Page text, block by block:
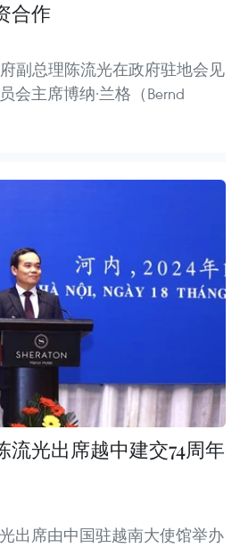
合作
副总理陈流光在政府驻地会见
会主席博纳·兰格（Bernd
流光出席越中建交74周年
出席由中国驻越南大使馆举办